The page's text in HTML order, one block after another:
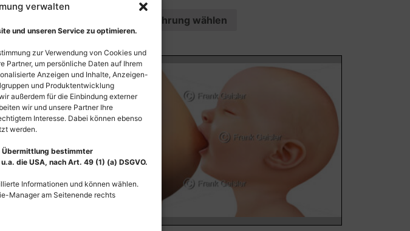
verwalten
und unseren Service zu optimieren.
zur Verwendung von Cookies und
Partner, um persönliche Daten auf Ihrem
Anzeigen und Inhalte, Anzeigen-
und Produktentwicklung
außerdem für die Einbindung externer
wir und unsere Partner Ihre
Interesse. Dabei können ebenso
werden.
Übermittlung bestimmter
die USA, nach Art. 49 (1) (a) DSGVO.
Informationen und können wählen.
Manager am Seitenende rechts
Ausführung wählen